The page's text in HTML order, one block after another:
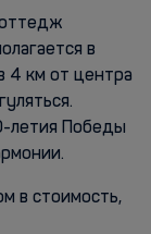
в
4 км от центра
летия Победы
в стоимость,